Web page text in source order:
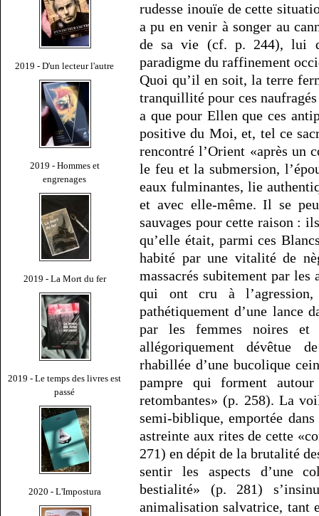
2019 - D'un lecteur l'autre
2019 - Hommes et
engrenages
2019 - La Mort du fer
2019 - Le temps des livres est
passé
2020 - L'Impostura
rudesse inouïe de cette
a pu en venir à songer au
de sa vie (cf. p. 244), lui
paradigme du raffinement
Quoi qu’il en soit, la terre
tranquillité pour ces
a que pour Ellen que ces
positive du Moi, et, tel ce
rencontré l’Orient «après un
le feu et la submersion,
eaux fulminantes, lie
et avec elle-même. Il se
sauvages pour cette raison :
qu’elle était, parmi ces
habité par une vitalité de
massacrés subitement par les
qui ont cru à
pathétiquement d’une lance
par les femmes noires et
allégoriquement dévêtue
rhabillée d’une bucolique
pampre qui forment
retombantes» (p. 258). La
semi-biblique, emportée
astreinte aux rites de cette
271) en dépit de la brutalité
sentir les aspects d’une
bestialité» (p. 281)
animalisation salvatrice, tant